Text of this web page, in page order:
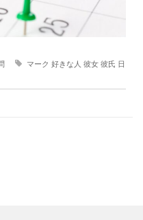
マーク 好きな人 彼女 彼氏 日